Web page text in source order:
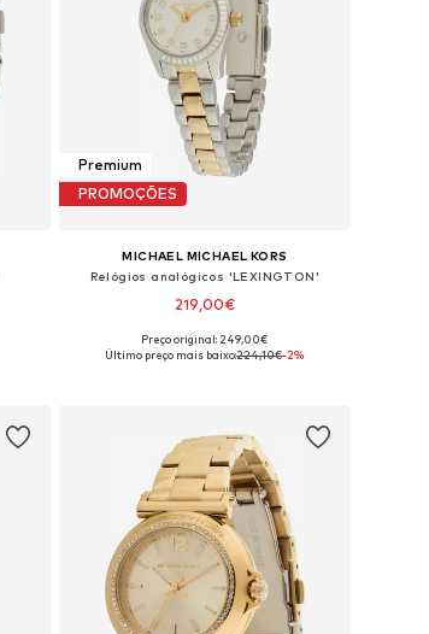
Premium
PROMOÇÕES
MICHAEL MICHAEL KORS
Relógios analógicos 'LEXINGTON'
219,00€
Tamanhos disponíveis: One Size
Preço original: 249,00€
Último preço mais baixo:224,10€-2%